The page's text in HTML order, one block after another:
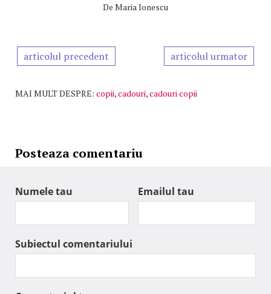
De Maria Ionescu
articolul precedent articolul urmator
MAI MULT DESPRE: copii,cadouri,cadouri copii
Posteaza comentariu
Numele tau Emailul tau
Subiectul comentariului